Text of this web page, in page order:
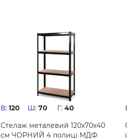
В: 120 Ш: 70 Г: 40
Стелаж металевий 120х70х40
см ЧОРНИЙ 4 полиці МДФ